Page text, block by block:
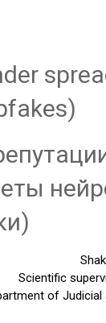
Scientific
of